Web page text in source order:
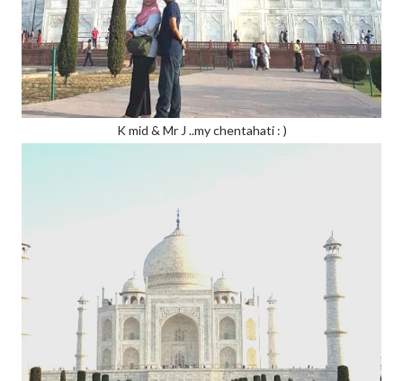
K mid & Mr J ..my chentahati : )